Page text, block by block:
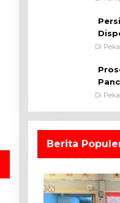
Di
Di
Berita